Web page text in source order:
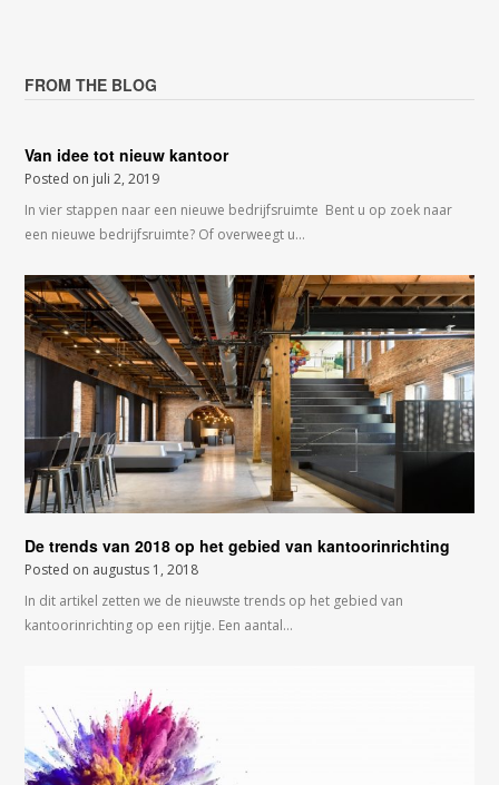
FROM THE BLOG
Van idee tot nieuw kantoor
Posted on juli 2, 2019
In vier stappen naar een nieuwe bedrijfsruimte Bent u op zoek naar
een nieuwe bedrijfsruimte? Of overweegt u…
De trends van 2018 op het gebied van kantoorinrichting
Posted on augustus 1, 2018
In dit artikel zetten we de nieuwste trends op het gebied van
kantoorinrichting op een rijtje. Een aantal…